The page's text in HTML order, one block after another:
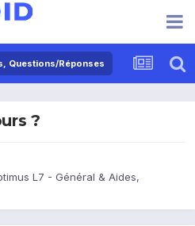
Questions/Réponses
?
L7 - Général & Aides,